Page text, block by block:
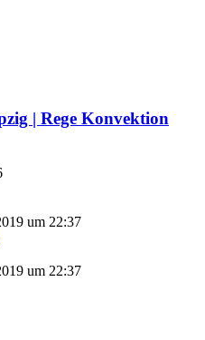
| Rege Konvektion
um 22:37
um 22:37